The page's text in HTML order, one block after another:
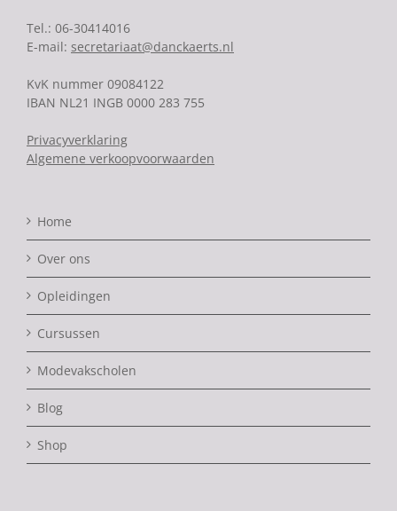
Tel.: 06-30414016
E-mail: secretariaat@danckaerts.nl
KvK nummer 09084122
IBAN NL21 INGB 0000 283 755
Privacyverklaring
Algemene verkoopvoorwaarden
Home
Over ons
Opleidingen
Cursussen
Modevakscholen
Blog
Shop